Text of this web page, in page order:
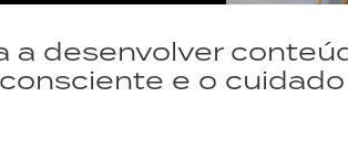
a desenvolver
e o